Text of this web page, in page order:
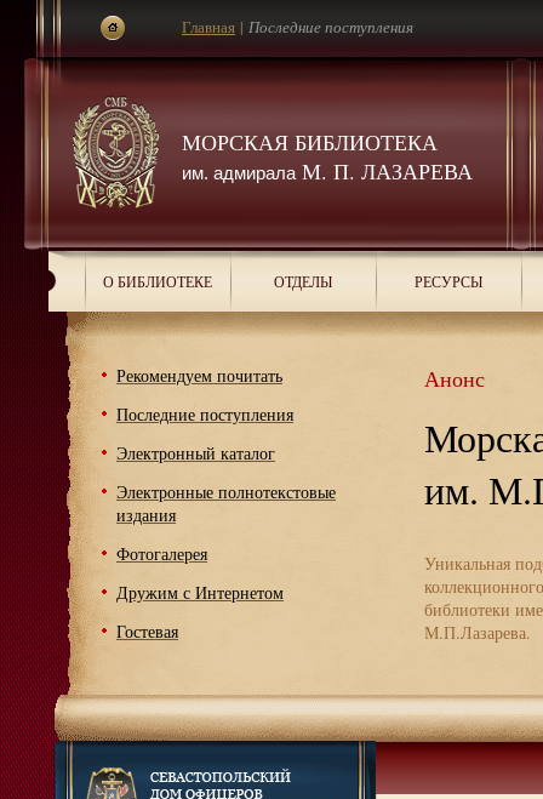
МОРСКАЯ БИБЛИОТЕКА
им. адмиралаМ. П. ЛАЗАРЕВА
Главная | Последние поступления
О БИБЛИОТЕКЕ ОТДЕЛЫ РЕСУРСЫ
Рекомендуем почитать
Последние поступления
Электронный каталог
Электронные полнотекстовые
издания
Фотогалерея
Дружим с Интернетом
Гостевая
Анонс
им.
Уникальная
библиотеки
М.П.Лазарева.